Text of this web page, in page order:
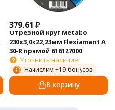
379,61 ₽
Отрезной круг Metabo
230х3,0х22,23мм Flexiamant А
30-R прямой 616127000
Уточнить наличие
Начислим +19 бонусов
В корзину